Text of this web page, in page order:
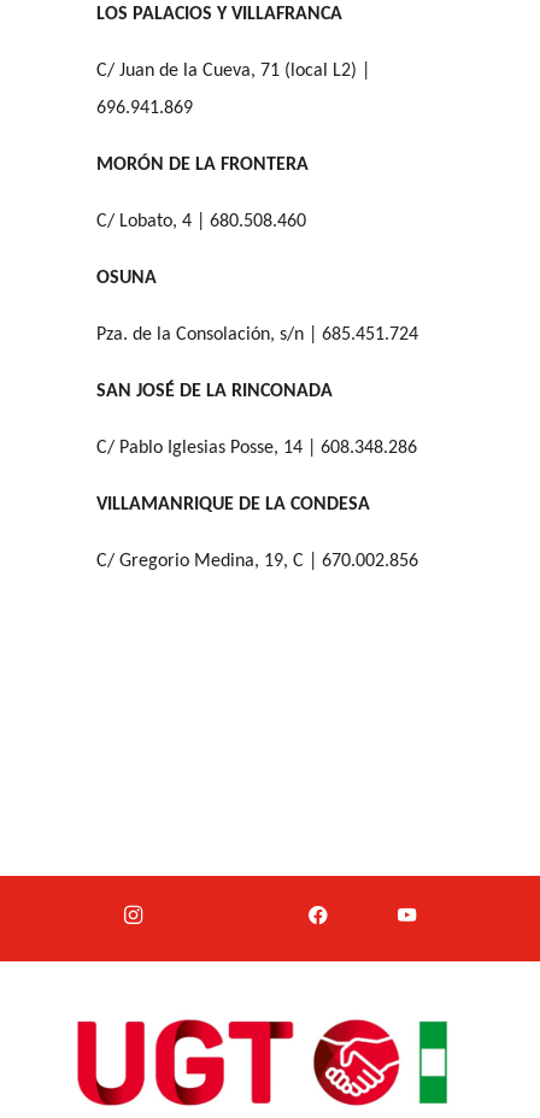
LOS PALACIOS Y VILLAFRANCA
C/ Juan de la Cueva, 71 (local L2) |
696.941.869
MORÓN DE LA FRONTERA
C/ Lobato, 4 | 680.508.460
OSUNA
Pza. de la Consolación, s/n | 685.451.724
SAN JOSÉ DE LA RINCONADA
C/ Pablo Iglesias Posse, 14 | 608.348.286
VILLAMANRIQUE DE LA CONDESA
C/ Gregorio Medina, 19, C | 670.002.856